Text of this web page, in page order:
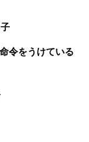
令をうけている